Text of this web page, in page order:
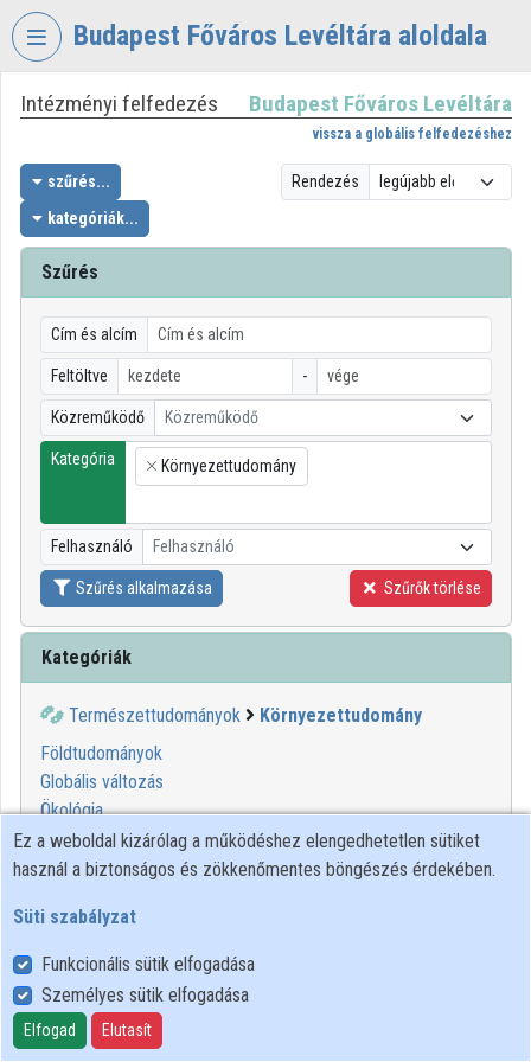
Fejléc kihagyása
Budapest Főváros Levéltára aloldala
VIDEOTORIUM
BUDAPEST
FŐVÁROS
LEVÉLTÁRA
Intézményi kezdőlap
Bejelentkezés
Intézményi felfedezés
Kategóriák
Intézményi listák
Intézmények
Közreműködők
Intézményi felfedezés Budapest Főváros Levéltára
vissza a globális felfedezéshez
szűrés...
kategóriák...
Rendezés
Szűrés
Cím és alcím
Feltöltve -
Közreműködő Közreműködő
Kategória
×
Környezettudomány
Felhasználó Felhasználó
Szűrés alkalmazása Szűrők törlése
Kategóriák
Természettudományok
Környezettudomány
Földtudományok
Globális változás
Ökológia
Természetierőforrás-gazdálkodás
Víztudomány
Felhasználói szabályzat
Adatkezelési tájékoztató
Süti szabályzat
Ez a weboldal kizárólag a működéshez elengedhetetlen sütiket
használ a biztonságos és zökkenőmentes böngészés érdekében.
Süti szabályzat
Funkcionális sütik elfogadása
Személyes sütik elfogadása
Elfogad Elutasít